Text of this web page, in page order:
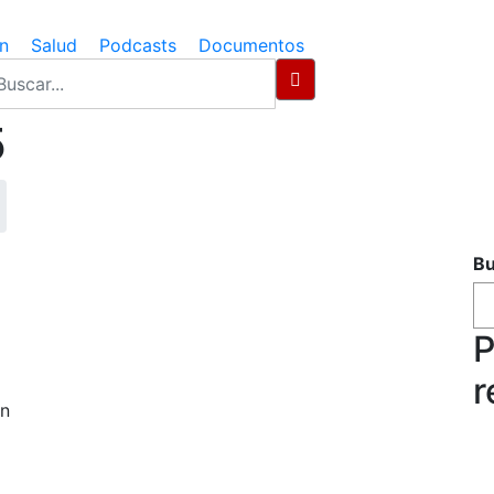
Salud Podcasts Documentos